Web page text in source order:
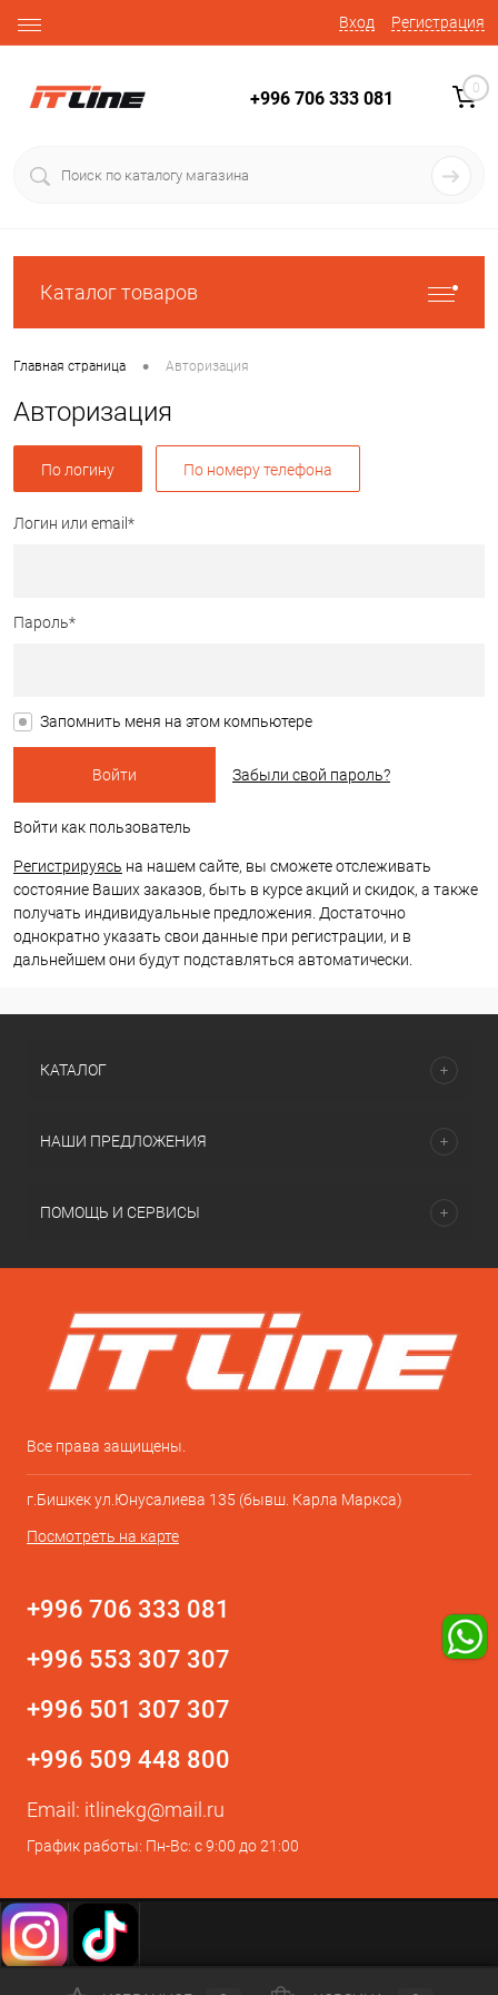
Вход Регистрация
+996 706 333 081 0
Каталог товаров
Главная страница • Авторизация
Авторизация
По логину По номеру телефона
Логин или email*
Пароль*
Запомнить меня на этом компьютере
Забыли свой пароль?
Войти как пользователь
Регистрируясь на нашем сайте, вы сможете отслеживать
состояние Ваших заказов, быть в курсе акций и скидок, а также
получать индивидуальные предложения. Достаточно
однократно указать свои данные при регистрации, и в
дальнейшем они будут подставляться автоматически.
КАТАЛОГ
НАШИ ПРЕДЛОЖЕНИЯ
ПОМОЩЬ И СЕРВИСЫ
Все права защищены.
г.Бишкек ул.Юнусалиева 135 (бывш. Карла Маркса)
Посмотреть на карте
+996 706 333 081
+996 553 307 307
+996 501 307 307
+996 509 448 800
Email: itlinekg@mail.ru
График работы: Пн-Вс: с 9:00 до 21:00